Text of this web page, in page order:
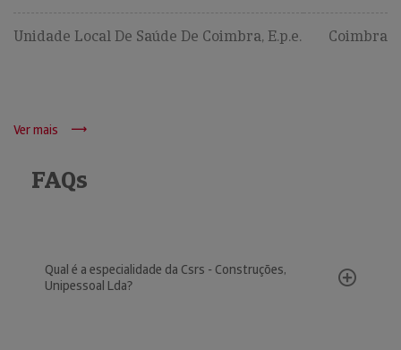
Unidade Local De Saúde De Coimbra, E.p.e. Coimbra
Ver mais
FAQs
Qual é a especialidade da Csrs - Construções,
Unipessoal Lda?